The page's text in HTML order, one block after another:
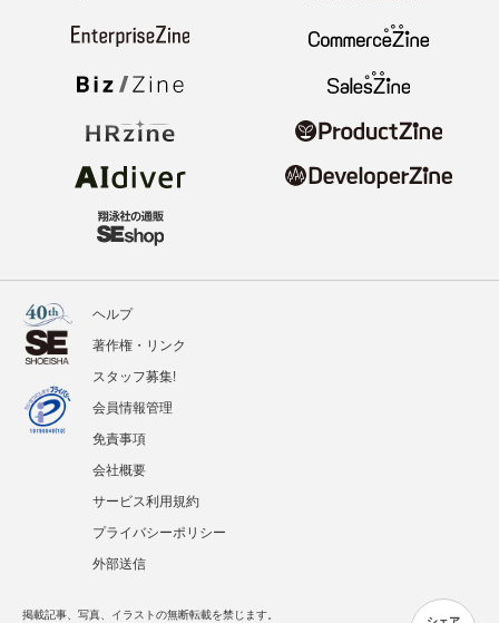
ヘルプ
著作権・リンク
スタッフ募集!
会員情報管理
免責事項
会社概要
サービス利用規約
プライバシーポリシー
外部送信
掲載記事、写真、イラストの無断転載を禁じます。